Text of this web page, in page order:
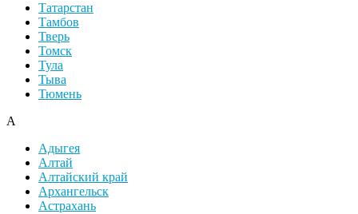
Татарстан
Тамбов
Тверь
Томск
Тула
Тыва
Тюмень
А
Адыгея
Алтай
Алтайский край
Архангельск
Астрахань